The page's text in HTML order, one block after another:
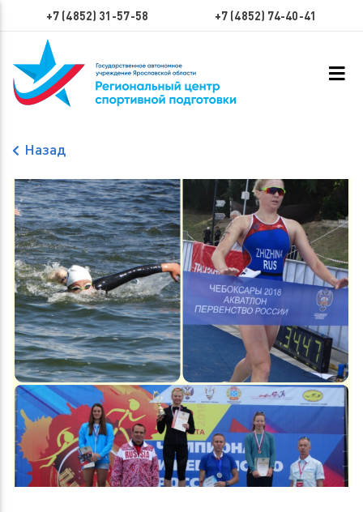
+7 (4852) 31-57-58 +7 (4852) 74-40-41
Назад